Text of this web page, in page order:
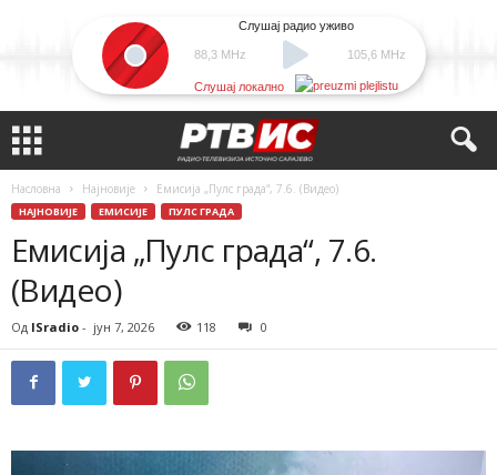
88,3 MHz
Слушај радио уживо
105,6 MHz
Слушај локално
Насловна Најновије Емисија „Пулс града“, 7.6. (Видео)
НАЈНОВИЈЕ ЕМИСИЈЕ ПУЛС ГРАДА
Емисија „Пулс града“, 7.6.
(Видео)
Од ISradio - јун 7, 2026 118 0